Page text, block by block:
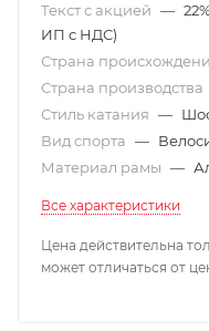
Текст с акцией —
ИП с НДС)
Страна
Страна производства
Стиль катания —
Вид спорта —
Материал рамы —
Все характеристики
Цена действительна
может отличаться от